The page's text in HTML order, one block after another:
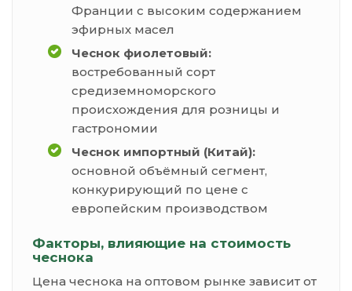
Франции с высоким содержанием
эфирных масел
Чеснок фиолетовый:
востребованный сорт
средиземноморского
происхождения для розницы и
гастрономии
Чеснок импортный (Китай):
основной объёмный сегмент,
конкурирующий по цене с
европейским производством
Факторы, влияющие на стоимость
чеснока
Цена чеснока на оптовом рынке зависит от